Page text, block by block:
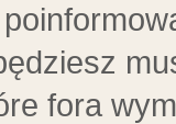
fora